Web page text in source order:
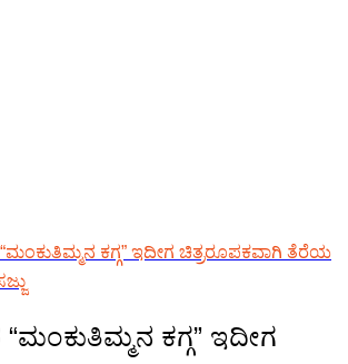
ಕಗ್ಗ” ಇದೀಗ ಚಿತ್ರರೂಪಕವಾಗಿ ತೆರೆಯ
ಕಗ್ಗ” ಇದೀಗ